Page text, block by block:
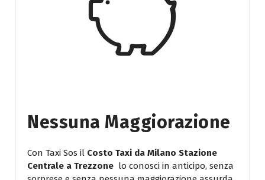
Nessuna Maggiorazione
Con Taxi Sos il Costo Taxi da Milano Stazione
Centrale a Trezzone lo conosci in anticipo, senza